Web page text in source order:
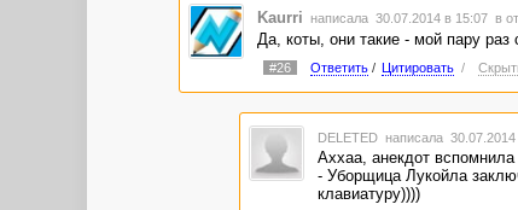
Kaurri написала 30.07.2014 в 15:07 в
Да, коты, они такие - мой пару
#26 Ответить/ Цитировать /
DELETED написала 30.07.2014
Аххаа, анекдот вспомнила
- Уборщица Лукойла
клавиатуру))))